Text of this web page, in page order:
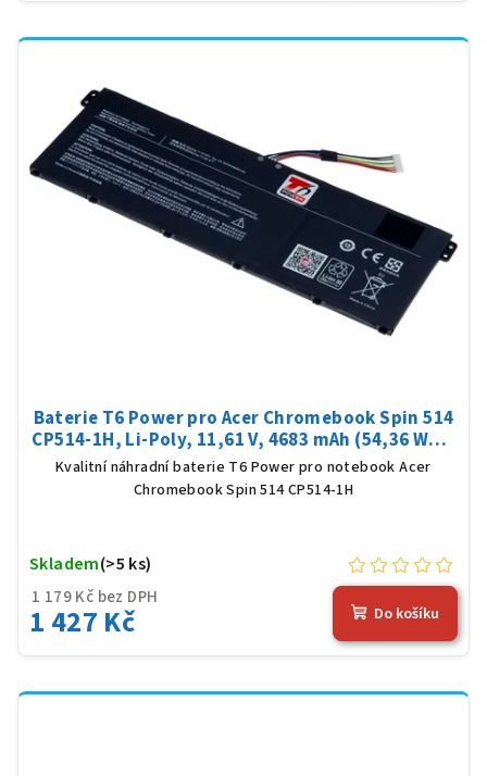
Baterie T6 Power pro Acer Chromebook Spin 514
CP514-1H, Li-Poly, 11,61 V, 4683 mAh (54,36 Wh),
černá
Kvalitní náhradní baterie T6 Power pro notebook Acer
Chromebook Spin 514 CP514-1H
1 179 Kč bez DPH
1 427 Kč
Skladem(>5 ks)
Do košíku